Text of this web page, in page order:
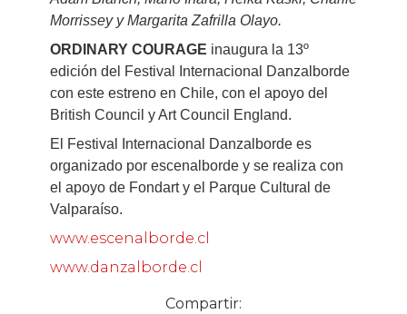
Morrissey y Margarita Zafrilla Olayo.
ORDINARY COURAGE inaugura la 13º
edición del Festival Internacional Danzalborde
con este estreno en Chile, con el apoyo del
British Council y Art Council England.
El Festival Internacional Danzalborde es
organizado por escenalborde y se realiza con
el apoyo de Fondart y el Parque Cultural de
Valparaíso.
www.escenalborde.cl
www.danzalborde.cl
Compartir: